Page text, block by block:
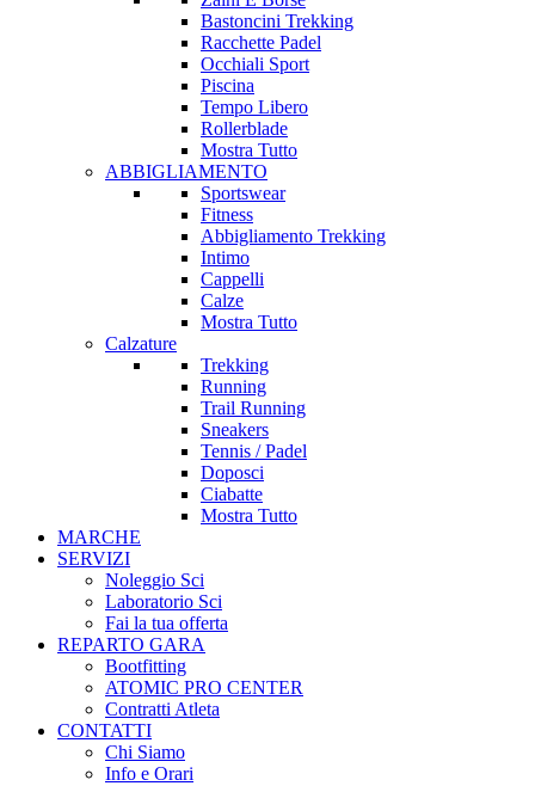
Bastoncini Trekking
Racchette Padel
Occhiali Sport
Piscina
Tempo Libero
Rollerblade
Mostra Tutto
ABBIGLIAMENTO
Sportswear
Fitness
Abbigliamento Trekking
Intimo
Cappelli
Calze
Mostra Tutto
Calzature
Trekking
Running
Trail Running
Sneakers
Tennis / Padel
Doposci
Ciabatte
Mostra Tutto
MARCHE
SERVIZI
Noleggio Sci
Laboratorio Sci
Fai la tua offerta
REPARTO GARA
Bootfitting
ATOMIC PRO CENTER
Contratti Atleta
CONTATTI
Chi Siamo
Info e Orari